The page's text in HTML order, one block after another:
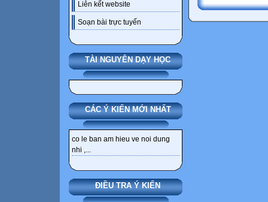
Liên kết website
Soạn bài trực tuyến
TÀI NGUYÊN DẠY HỌC
CÁC Ý KIẾN MỚI NHẤT
co le ban am hieu ve noi dung
nhi ,...
ĐIỀU TRA Ý KIẾN